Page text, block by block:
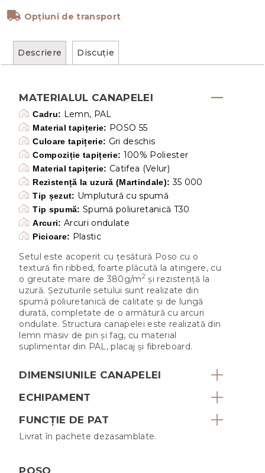
Opțiuni de transport
Descriere Discuţie
MATERIALUL CANAPELEI
Cadru: Lemn, PAL
Material tapițerie: POSO 55
Culoare tapițerie: Gri deschis
Compoziție tapițerie: 100% Poliester
Material tapițerie: Catifea (Velur)
Rezistență la uzură (Martindale): 35 000
Tip șezut: Umplutură cu spumă
Tip spumă: Spumă poliuretanică T30
Arcuri: Arcuri ondulate
Picioare: Plastic
Setul este acoperit cu țesătură Poso cu o
textură fin ribbed, foarte plăcută la atingere, cu
o greutate mare de 380g/m2și rezistență la
uzură. Șezuturile setului sunt realizate din
spumă poliuretanică de calitate și de lungă
durată, completate de o armătură cu arcuri
ondulate. Structura canapelei este realizată din
lemn masiv de pin și fag, cu material
suplimentar din PAL, placaj și fibreboard.
DIMENSIUNILE CANAPELEI
ECHIPAMENT
FUNCȚIE DE PAT
Livrat în pachete dezasamblate.
POSO